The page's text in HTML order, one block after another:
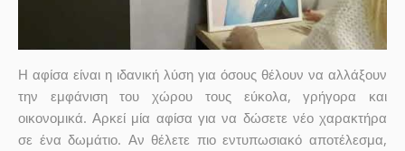
Η αφίσα είναι η ιδανική λύση για όσους θέλουν να αλλάξουν
την εμφάνιση του χώρου τους εύκολα, γρήγορα και
οικονομικά. Αρκεί μία αφίσα για να δώσετε νέο χαρακτήρα
σε ένα δωμάτιο. Αν θέλετε πιο εντυπωσιακό αποτέλεσμα,